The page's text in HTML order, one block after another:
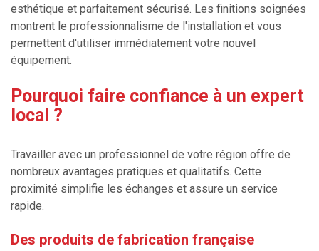
esthétique et parfaitement sécurisé. Les finitions soignées
montrent le professionnalisme de l'installation et vous
permettent d'utiliser immédiatement votre nouvel
équipement.
Pourquoi faire confiance à un expert
local ?
Travailler avec un professionnel de votre région offre de
nombreux avantages pratiques et qualitatifs. Cette
proximité simplifie les échanges et assure un service
rapide.
Des produits de fabrication française